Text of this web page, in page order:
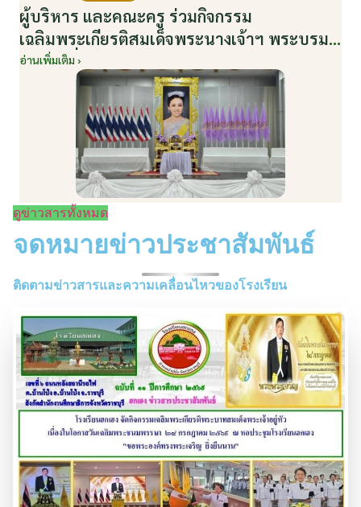
ผู้บริหาร และคณะครู ร่วมกิจกรรม
เฉลิมพระเกียรติสมเด็จพระนางเจ้าฯ พระบรม
ราชินี เนื่องในโอกาสวันเฉลิมพระชนมพรรษา
กับหน่วยงานอำเภอเมืองบ้านโป่ง ณ ศาลา
ประชาคมริมน้ำ วันที่ 3 มิถุนายน 2569
อ่านเพิ่มเติม ›
ดูข่าวสารทั้งหมด
จดหมายข่าวประชาสัมพันธ์
ติดตามข่าวสารและความเคลื่อนไหวของโรงเรียน